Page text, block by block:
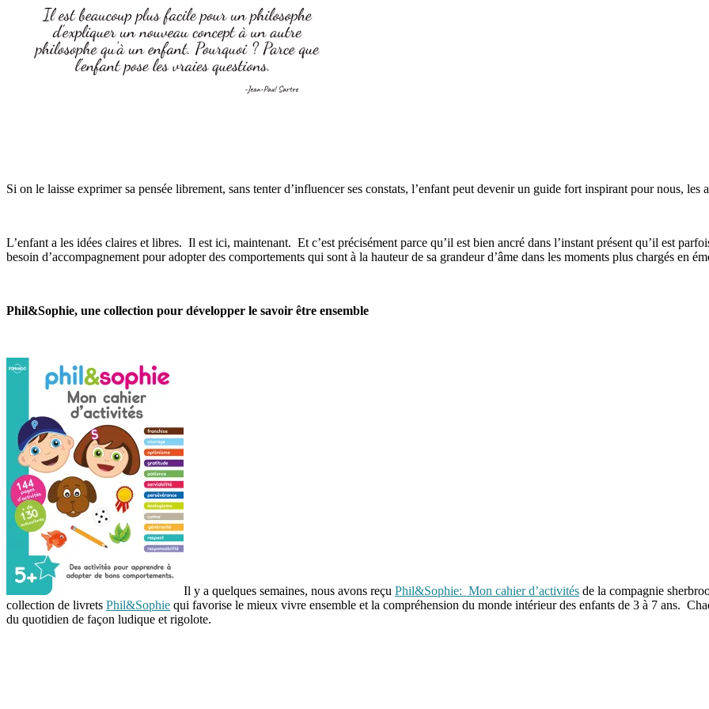
Si on le laisse exprimer sa pensée librement, sans tenter d’influencer ses constats, l’enfant peut devenir un guide fort inspirant pour nous,
L’enfant a les idées claires et libres. Il est ici, maintenant. Et c’est précisément parce qu’il est bien ancré dans l’instant présent qu’il est
besoin d’accompagnement pour adopter des comportements qui sont à la hauteur de sa grandeur d’âme dans les moments plus chargés en
Phil&Sophie, une collection pour développer le savoir être ensemble
Il y a quelques semaines, nous avons reçu Phil&Sophie: Mon cahier d’activités de la compagnie
collection de livrets Phil&Sophie qui favorise le mieux vivre ensemble et la compréhension du monde intérieur des enfants de 3 à 7 ans.
du quotidien de façon ludique et rigolote.